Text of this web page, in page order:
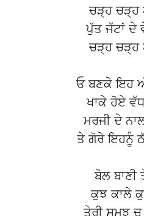
ਚੜ੍ਹ
ਪੁੱਤ ਜੱਟਾਂ ਦੇ
ਚੜ੍ਹ
ਓ ਬਣਕੇ ਇਹ
ਖਾਕੇ ਹੋਏ
ਮਰਜੀ ਦੇ
ਤੇ ਗੋਰੇ ਇਹਨੂੰ
ਬੋਲ ਬਾਣੀ
ਕੁਝ ਕਾਲੇ
ਤੇਰੀ ਸਮਝ